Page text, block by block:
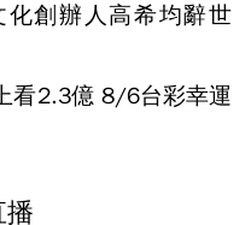
化創辦人高希均辭世
看2.3億 8/6台彩幸運